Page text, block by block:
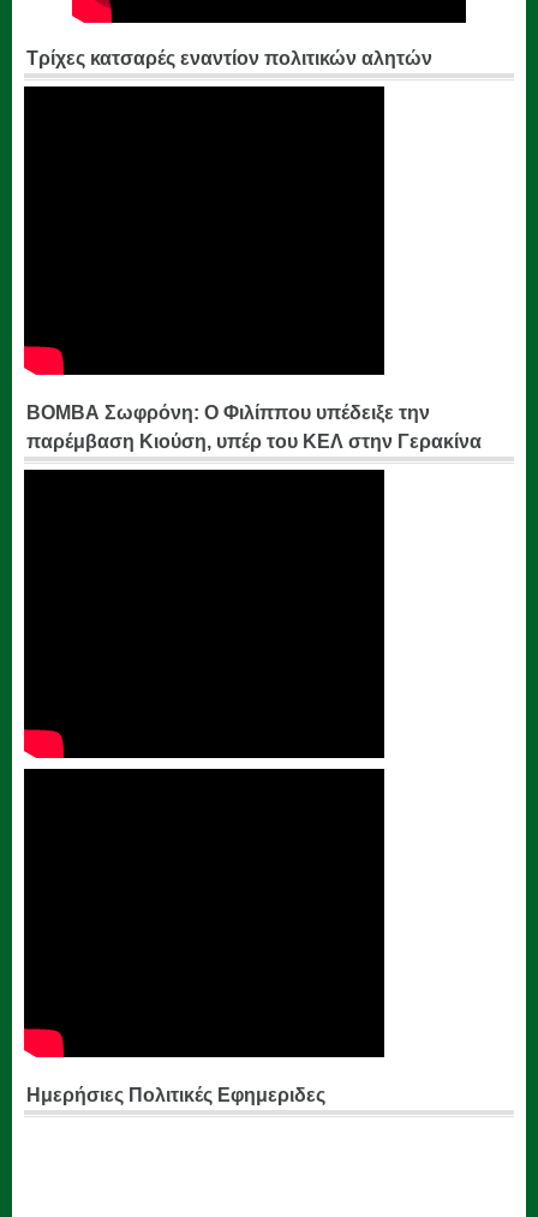
Τρίχες κατσαρές εναντίον πολιτικών αλητών
ΒΟΜΒΑ Σωφρόνη: Ο Φιλίππου υπέδειξε την
παρέμβαση Κιούση, υπέρ του ΚΕΛ στην Γερακίνα
Ημερήσιες Πολιτικές Εφημεριδες